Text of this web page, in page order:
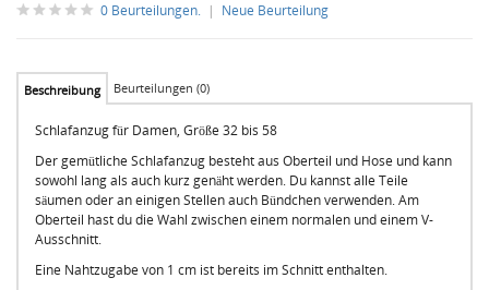
0 Beurteilungen. | Neue Beurteilung
Beschreibung Beurteilungen (0)
Schlafanzug für Damen, Größe 32 bis 58
Der gemütliche Schlafanzug besteht aus Oberteil und Hose und kann
sowohl lang als auch kurz genäht werden. Du kannst alle Teile
säumen oder an einigen Stellen auch Bündchen verwenden. Am
Oberteil hast du die Wahl zwischen einem normalen und einem V-
Ausschnitt.
Eine Nahtzugabe von 1 cm ist bereits im Schnitt enthalten.